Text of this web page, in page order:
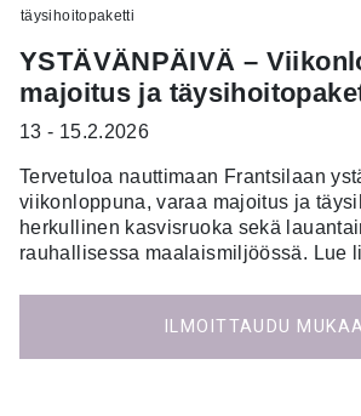
täysihoitopaketti
YSTÄVÄNPÄIVÄ –
majoitus ja
13 - 15.2.2026
Tervetuloa nauttimaan Frantsilaan
viikonloppuna, varaa majoitus ja
herkullinen kasvisruoka sekä
rauhallisessa maalaismiljöössä. Lue
ILMOITTAUDU